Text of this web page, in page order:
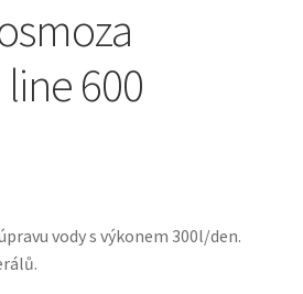
600
vody s výkonem 300l/den.